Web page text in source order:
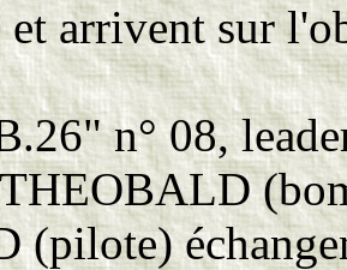
arrivent sur
n° 08,
(pilote)